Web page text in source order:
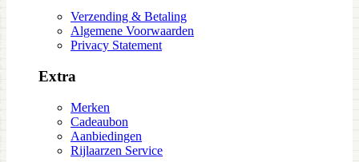
Verzending & Betaling
Algemene Voorwaarden
Privacy Statement
Extra
Merken
Cadeaubon
Aanbiedingen
Rijlaarzen Service